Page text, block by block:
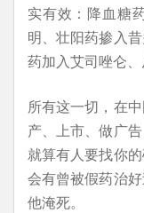
实有效：降血糖
明、壮阳药掺入
药加入艾司唑仑
所有这一切，在
产、上市、做广
就算有人要找你
会有曾被假药治
他淹死。